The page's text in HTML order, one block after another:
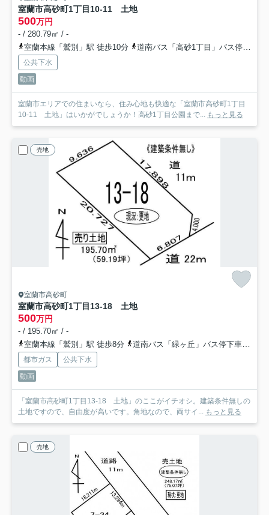
室蘭市高砂町1丁目10-11 土地
500万円
- / 280.79㎡ / -
室蘭本線「鷲別」駅 徒歩10分
道南バス「高砂1丁目」バス停下車 徒歩1分
公共下水
動画
室蘭市エリアでの住まいなら、住み心地も快適な「室蘭市高砂町1丁目
10-11 土地」はいかがでしょうか！高砂1丁目公園まで... もっと見る
売地
室蘭市高砂町
室蘭市高砂町1丁目13-18 土地
500万円
- / 195.70㎡ / -
室蘭本線「鷲別」駅 徒歩8分
道南バス「緑ヶ丘」バス停下車 徒歩0分
都市ガス
公共下水
動画
「室蘭市高砂町1丁目13-18 土地」のここがイチオシ。建築条件無しの
土地ですので、自由度が高いです。角地なので、両サイ... もっと見る
売地